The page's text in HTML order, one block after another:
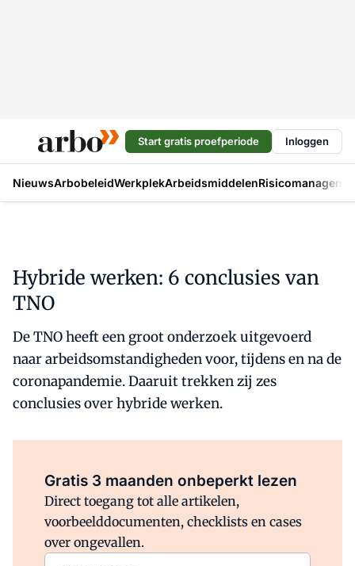
Start gratis proefperiode Inloggen
NieuwsArbobeleidWerkplekArbeidsmiddelen
Hybride werken: 6 conclusies van
TNO
De TNO heeft een groot onderzoek uitgevoerd
naar arbeidsomstandigheden voor, tijdens en na de
coronapandemie. Daaruit trekken zij zes
conclusies over hybride werken.
Gratis 3 maanden onbeperkt lezen
Direct toegang tot alle artikelen,
voorbeelddocumenten, checklists en cases
over ongevallen.